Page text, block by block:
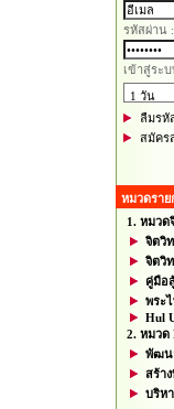
รหัสผ่าน :
เข้าสู่ระ
ลืมรหั
สมัคร
หมวดราย
1. หมวด
จิตวิ
จิตวิ
คู่มือ
พระ
Hul
2. หมวด
พัฒน
สร้า
บริห